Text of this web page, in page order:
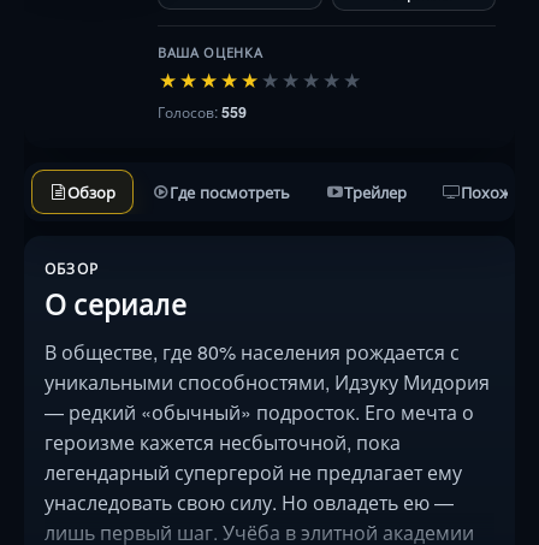
унаследовать свою …
ВАША ОЦЕНКА
★★★★★ ★ ★ ★ ★ ★
Голосов:559
Обзор Где посмотреть Трейлер Похожие
ОБЗОР
О сериале
В обществе, где 80% населения рождается с
уникальными способностями, Идзуку Мидория
— редкий «обычный» подросток. Его мечта о
героизме кажется несбыточной, пока
легендарный супергерой не предлагает ему
унаследовать свою силу. Но овладеть ею —
лишь первый шаг. Учёба в элитной академии